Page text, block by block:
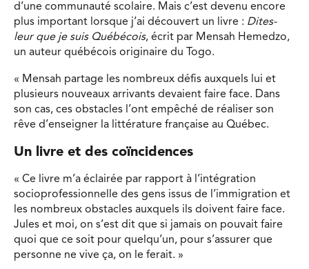
d’une communauté scolaire. Mais c’est devenu encore
plus important lorsque j’ai découvert un livre : Dites-
leur que je suis Québécois, écrit par Mensah Hemedzo,
un auteur québécois originaire du Togo.
« Mensah partage les nombreux défis auxquels lui et
plusieurs nouveaux arrivants devaient faire face. Dans
son cas, ces obstacles l’ont empêché de réaliser son
rêve d’enseigner la littérature française au Québec.
Un livre et des coïncidences
« Ce livre m’a éclairée par rapport à l’intégration
socioprofessionnelle des gens issus de l’immigration et
les nombreux obstacles auxquels ils doivent faire face.
Jules et moi, on s’est dit que si jamais on pouvait faire
quoi que ce soit pour quelqu’un, pour s’assurer que
personne ne vive ça, on le ferait. »